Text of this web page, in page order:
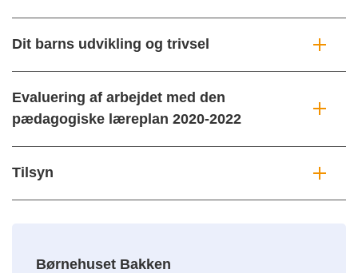
Dit barns udvikling og trivsel
Evaluering af arbejdet med den
pædagogiske læreplan 2020-2022
Tilsyn
Børnehuset Bakken